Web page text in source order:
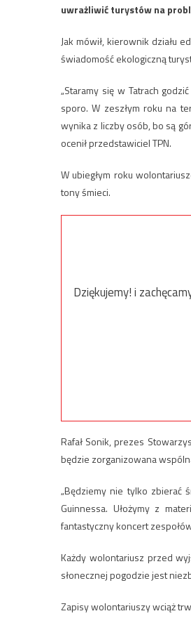
uwrażliwić turystów na
Jak mówił, kierownik działu
świadomość ekologiczną
„Staramy się w Tatrach
sporo. W zeszłym roku na
wynika z liczby osób, bo są
ocenił przedstawiciel TPN.
W ubiegłym roku
tony śmieci.
Dziękujemy! i
Rafał Sonik, prezes
będzie zorganizowana
„Będziemy nie tylko zbierać
Guinnessa. Ułożymy z
fantastyczny koncert
Każdy wolontariusz przed
słonecznej pogodzie jest
Zapisy wolontariuszy wciąż